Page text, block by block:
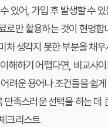
있어, 가입 후 발생할 수
로만 활용하는 것이 현명
처 생각지 못한 부분을 채우
해하기 어렵다면, 비교사
려운 용어나 조건들을 쉽
족스러운 선택을 하는 데
크리스트